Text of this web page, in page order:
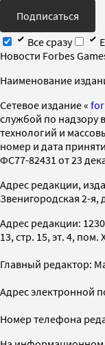
Подписаться
Все сразу
Новости Forbes
Наименование
Cетевое издание «
службой по надзору
технологий и
номер и дата
ФС77-82431 от 23
Адрес редакции,
Звенигородская 2-я,
Адрес редакции:
13, стр. 15, эт. 4, пом.
Главный редактор:
Адрес электронной
Номер телефона